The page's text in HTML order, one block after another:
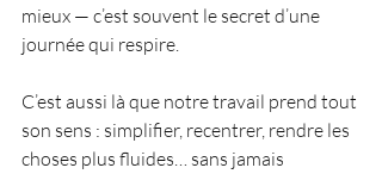
mieux — c’est souvent le secret d’une
journée qui respire.
C’est aussi là que notre travail prend tout
son sens : simplifier, recentrer, rendre les
choses plus fluides… sans jamais